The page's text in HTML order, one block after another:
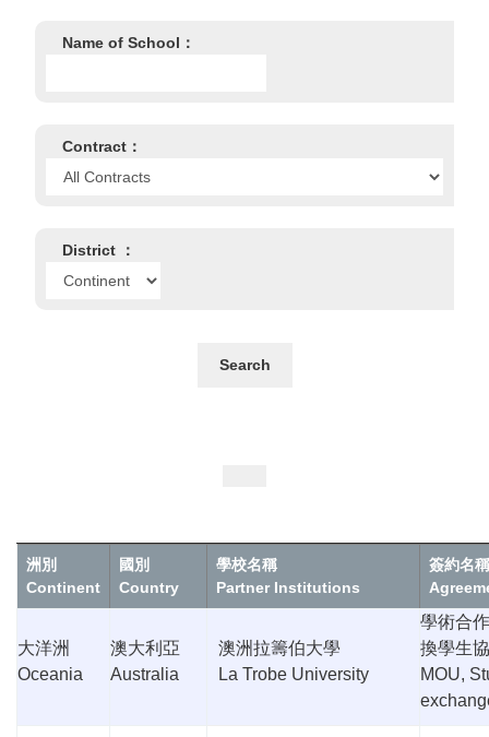
Name of School：
Contract：
District ：
Search
洲別
Continent
國別
Country
學校名稱
Partner Institutions
簽約名稱
大洋洲
Oceania
澳大利亞
Australia
澳洲拉籌伯大學
La Trobe University
學術合
換學生
MOU,